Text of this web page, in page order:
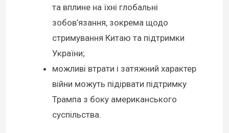
та вплине на їхні глобальні
зобов’язання, зокрема щодо
стримування Китаю та підтримки
України;
можливі втрати і затяжний характер
війни можуть підірвати підтримку
Трампа з боку американського
суспільства.